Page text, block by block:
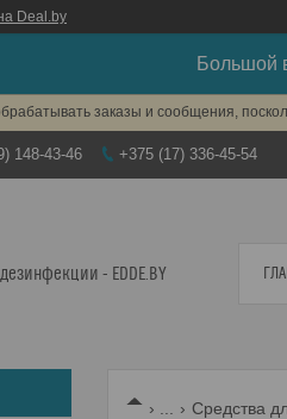
Deal.by
Большой
заказы и сообщения,
148-43-46 +375 (17) 336-45-54
- EDDE.BY
Средства